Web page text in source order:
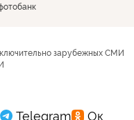
зарубежных СМИ